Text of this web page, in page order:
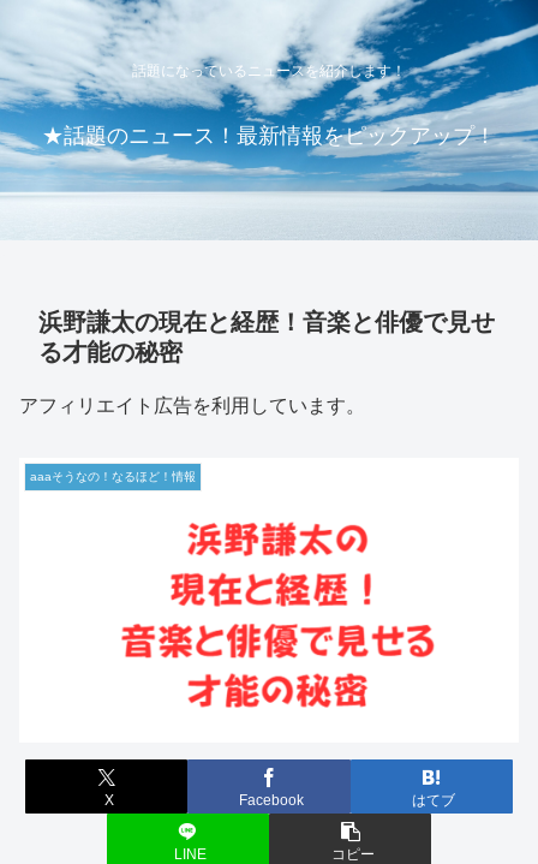
話題になっているニュースを紹介します！
★話題のニュース！最新情報をピックアップ！
浜野謙太の現在と経歴！音楽と俳優で見せ
る才能の秘密
アフィリエイト広告を利用しています。
aaaそうなの！なるほど！情報
X Facebook はてブ
LINE コピー